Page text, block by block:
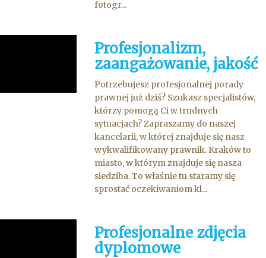
fotogr...
Profesjonalizm,
zaangażowanie, jakość
Potrzebujesz profesjonalnej porady
prawnej już dziś? Szukasz specjalistów,
którzy pomogą Ci w trudnych
sytuacjach? Zapraszamy do naszej
kancelarii, w której znajduje się nasz
wykwalifikowany prawnik. Kraków to
miasto, w którym znajduje się nasza
siedziba. To właśnie tu staramy się
sprostać oczekiwaniom kl...
Profesjonalne zdjęcia
dyplomowe